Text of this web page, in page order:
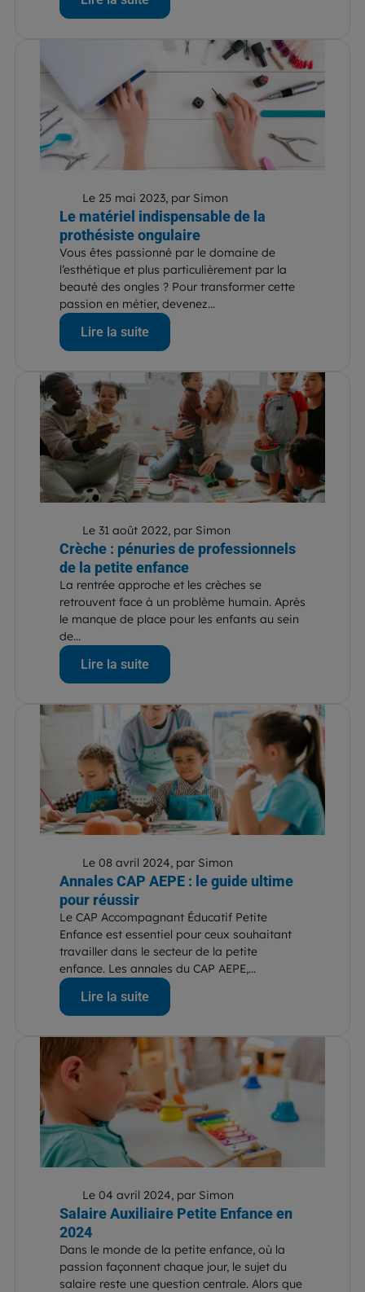
Le 25 mai 2023, par Simon
Le matériel indispensable de la
prothésiste ongulaire
Vous êtes passionné par le domaine de
l’esthétique et plus particulièrement par la
beauté des ongles ? Pour transformer cette
passion en métier, devenez...
Lire la suite
Le 31 août 2022, par Simon
Crèche : pénuries de professionnels
de la petite enfance
La rentrée approche et les crèches se
retrouvent face à un problème humain. Après
le manque de place pour les enfants au sein
de...
Lire la suite
Le 08 avril 2024, par Simon
Annales CAP AEPE : le guide ultime
pour réussir
Le CAP Accompagnant Éducatif Petite
Enfance est essentiel pour ceux souhaitant
travailler dans le secteur de la petite
enfance. Les annales du CAP AEPE,...
Lire la suite
Le 04 avril 2024, par Simon
Salaire Auxiliaire Petite Enfance en
2024
Dans le monde de la petite enfance, où la
passion façonnent chaque jour, le sujet du
salaire reste une question centrale. Alors que